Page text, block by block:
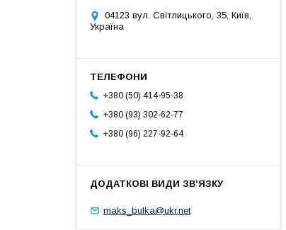
04123 вул. Світлицького, 35, Київ,
Україна
+380 (50) 414-95-38
+380 (93) 302-62-77
+380 (96) 227-92-64
maks_bulka@ukr.net